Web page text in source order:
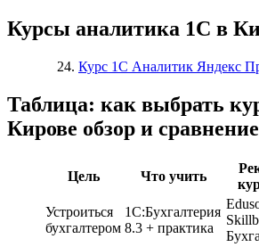
Курсы аналитика 1С в
Курс 1С Аналитик Яндекс
Таблица: как выбрать
Кирове обзор и сравнение
Цель Что учить
Устроиться
бухгалтером
1С:Бухгалтерия
8.3 + практика